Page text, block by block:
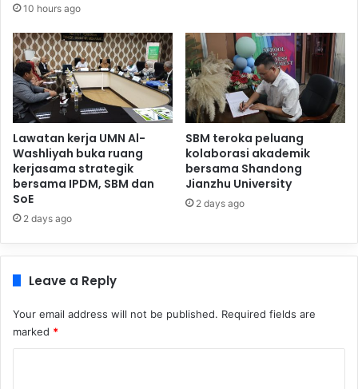
10 hours ago
Lawatan kerja UMN Al-
Washliyah buka ruang
kerjasama strategik
bersama IPDM, SBM dan
SoE
2 days ago
SBM teroka peluang
kolaborasi akademik
bersama Shandong
Jianzhu University
2 days ago
Leave a Reply
Your email address will not be published. Required fields are
marked *